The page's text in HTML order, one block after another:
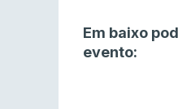
Em baixo
evento: